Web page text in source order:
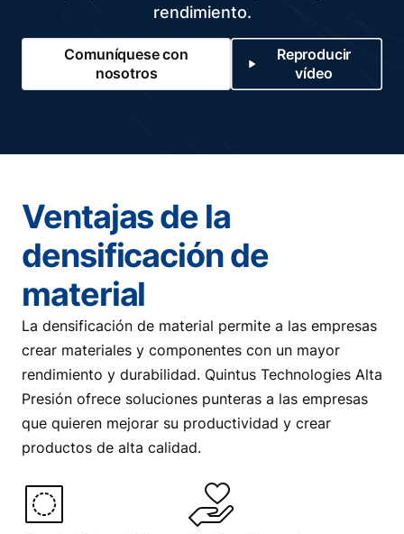
rendimiento.
Comuníquese con
nosotros
Reproducir
vídeo
Ventajas de la
densificación de
material
La densificación de material permite a las empresas
crear materiales y componentes con un mayor
rendimiento y durabilidad. Quintus Technologies Alta
Presión ofrece soluciones punteras a las empresas
que quieren mejorar su productividad y crear
productos de alta calidad.